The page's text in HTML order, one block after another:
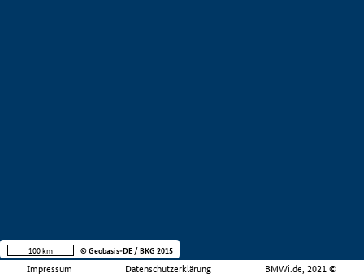
Impressum Datenschutzerklärung BMWi.de, 2021 ©
100 km © Geobasis-DE / BKG 2015